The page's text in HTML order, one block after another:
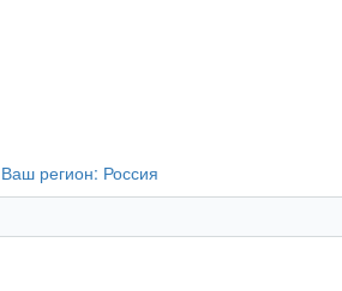
Ваш регион: Россия